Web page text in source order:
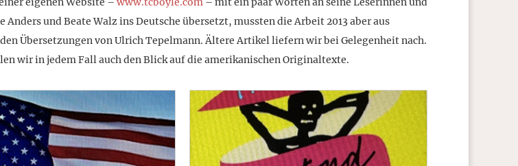
und Beate Walz ins Deutsche übersetzt, mussten die Arbeit 2013 aber aus
Übersetzungen von Ulrich Tepelmann. Ältere Artikel liefern wir bei Gelegenheit nach.
wir in jedem Fall auch den Blick auf die amerikanischen Originaltexte.